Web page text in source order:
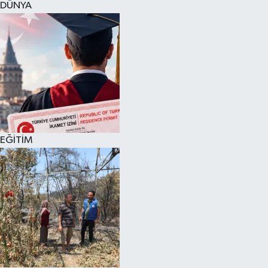
DÜNYA
EĞİTİM